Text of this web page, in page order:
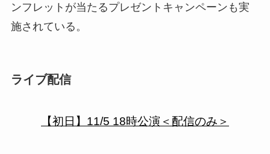
ンフレットが当たるプレゼントキャンペーンも実
施されている。
ライブ配信
【初日】11/5 18時公演＜配信のみ＞